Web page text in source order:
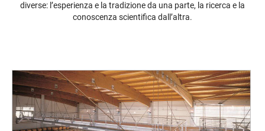
diverse: l’esperienza e la tradizione da una parte, la ricerca e la
conoscenza scientifica dall’altra.